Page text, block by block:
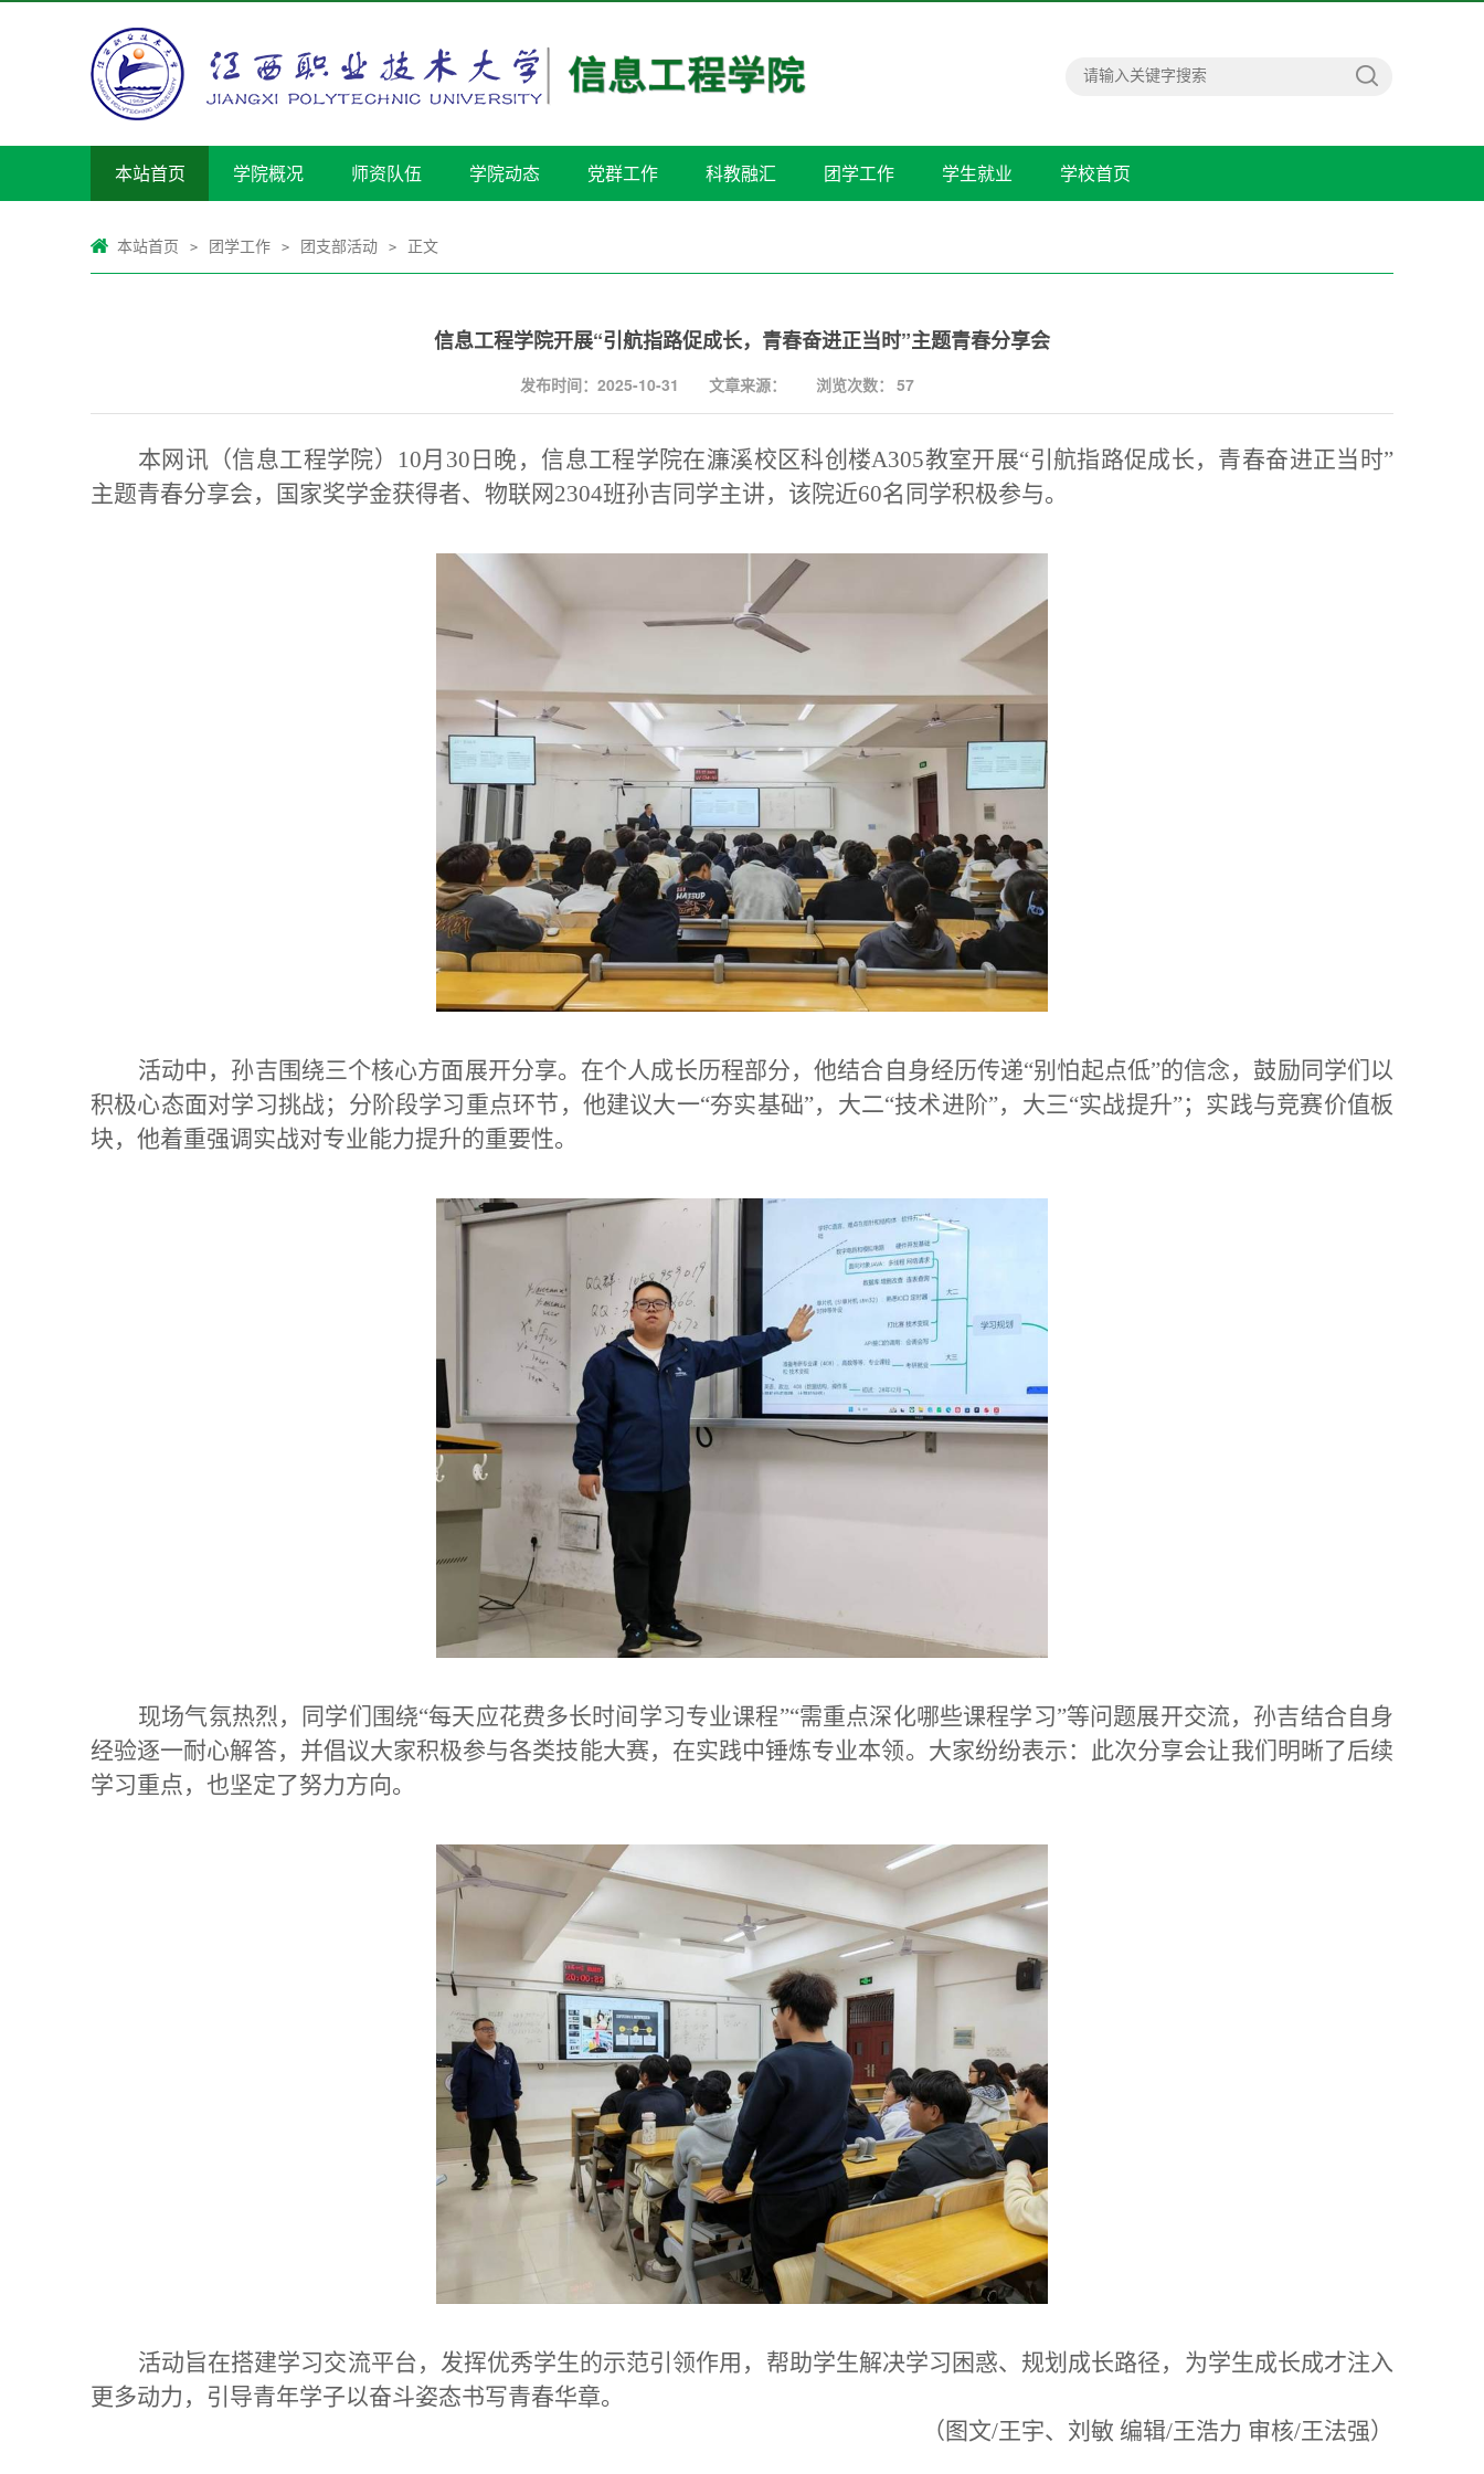
本站首页 学院概况 师资队伍 学院动态 党群工作 科教融汇 团学工作 学生就业 学校首页
本站首页 > 团学工作 > 团支部活动 > 正文
信息工程学院开展“引航指路促成长，青春奋进正当时”主题青春分享会
发布时间：2025-10-31 文章来源： 浏览次数： 57
本网讯（信息工程学院） 10月 30 日晚，信息工程学院在濂溪校区科创楼A305教室开展“引航指路促成长，青春奋进正当时”
主题青春分享会，国家奖学金获得者、物联网2304班孙吉同学主讲，该院近60名同学积极参与。
活动中，孙吉围绕三个核心方面展开分享。在个人成长历程部分，他结合自身经历传递“别怕起点低”的信念，鼓励同学们以
积极心态面对学习挑战；分阶段学习重点环节，他建议大一“夯实基础”，大二“技术进阶”，大三“实战提升”；实践与竞赛价值板
块，他着重强调实战对专业能力提升的重要性。
现场气氛热烈，同学们围绕“每天应花费多长时间学习专业课程”“需重点深化哪些课程学习”等问题展开交流，孙吉结合自身
经验逐一耐心解答，并倡议大家积极参与各类技能大赛，在实践中锤炼专业本领。大家纷纷表示：此次分享会让我们明晰了后续
学习重点，也坚定了努力方向。
活动旨在搭建学习交流平台，发挥优秀学生的示范引领作用，帮助学生解决学习困惑、规划成长路径，为学生成长成才注入
更多动力，引导青年学子以奋斗姿态书写青春华章。
（图文/王宇、刘敏 编辑/王浩力 审核/王法强）